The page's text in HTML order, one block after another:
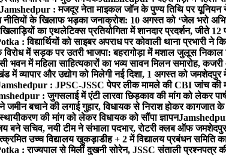
Jamshedpur : मजदूर नेता माइकल जॉन के पुण्य तिथि पर यूनियन
नीतियों के खिलाफ भड़का जनाक्रोश: 10 अगस्त को ‘जेल भरो
का एथलेटिक्स प्रतियोगिता में शानदार प्रदर्शन, जीते
: विद्यार्थियों को साइबर अपराध पर कोवाली थाना प्रभारी ने
में सड़क पर उतरी भाजपा: बहरागोड़ा में मशाल जुलूस निकाल
में महिला साहित्यकारों का भव्य सावन मिलन समारोह,
व्यापार और उद्योग को मिलेगी नई दिशा, 1 अगस्त को जमशेदपुर में
: JPSC-JSSC पेपर लीक मामले की CBI जांच की
: जुगसलाई में एंटी लारवा छिड़काव की मांग को लेकर
जमीन बचाने की लगाई गुहार, विधायक से निराश होकर कागजात
की मांग को लेकर विधायक को सौंपा ज्ञापन
बने सचिव, नयी टीम ने संभाला पदभार, रोटरी क्लब ऑफ जमशेदपुर
उच्च विद्यालय खुकड़ाडीह + 2 में विद्यालय प्रबंधन समिति
: राज्यपाल से मिलीं दुखनी सोरेन, JSSC संताली प्रश्नपत्र